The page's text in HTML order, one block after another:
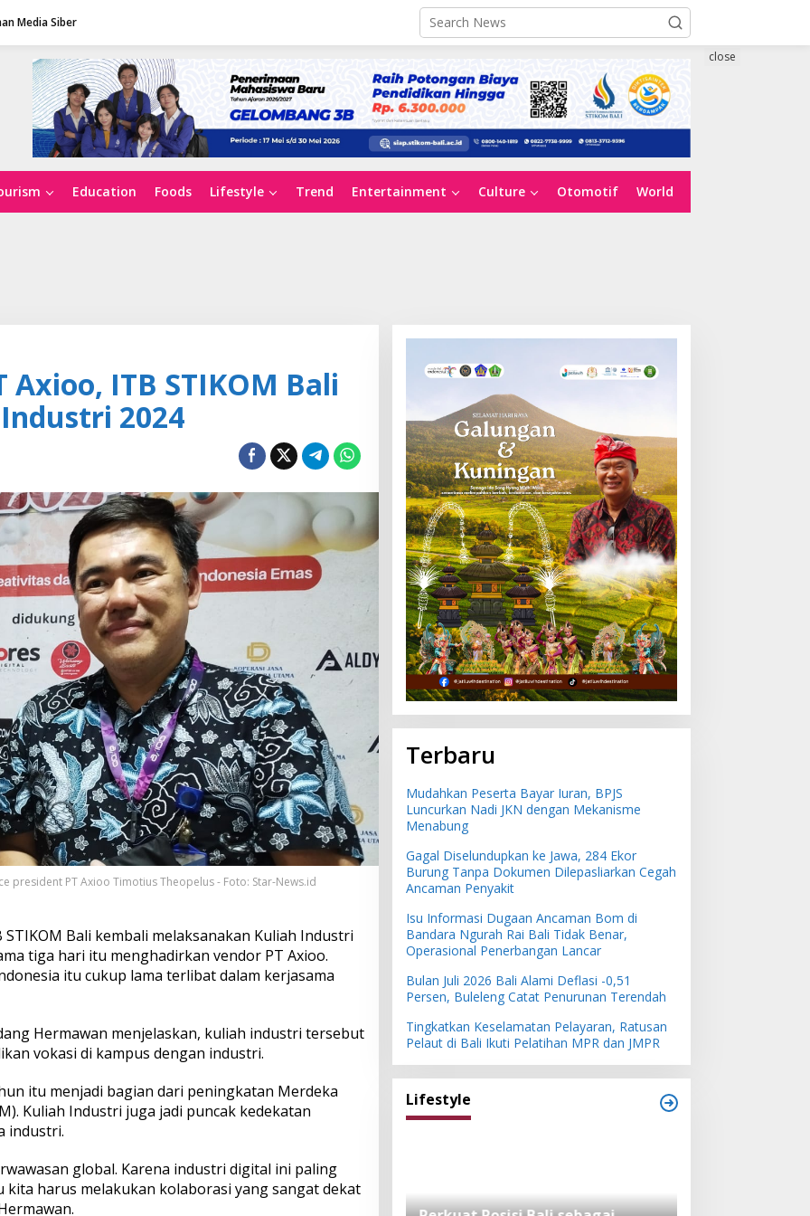
Media Siber
Education Foods Lifestyle Trend Entertainment Culture Otomotif World
close
ITB STIKOM Bali
2024
president PT Axioo Timotius Theopelus - Foto: Star-News.id
STIKOM Bali kembali melaksanakan Kuliah Industri
tiga hari itu menghadirkan vendor PT Axioo.
itu cukup lama terlibat dalam kerjasama
Hermawan menjelaskan, kuliah industri tersebut
vokasi di kampus dengan industri.
itu menjadi bagian dari peningkatan Merdeka
Kuliah Industri juga jadi puncak kedekatan
industri.
global. Karena industri digital ini paling
kita harus melakukan kolaborasi yang sangat dekat
Terbaru
Mudahkan Peserta Bayar Iuran, BPJS
Luncurkan Nadi JKN dengan Mekanisme
Menabung
Gagal Diselundupkan ke Jawa, 284 Ekor
Burung Tanpa Dokumen Dilepasliarkan Cegah
Ancaman Penyakit
Isu Informasi Dugaan Ancaman Bom di
Bandara Ngurah Rai Bali Tidak Benar,
Operasional Penerbangan Lancar
Bulan Juli 2026 Bali Alami Deflasi -0,51
Persen, Buleleng Catat Penurunan Terendah
Tingkatkan Keselamatan Pelayaran, Ratusan
Pelaut di Bali Ikuti Pelatihan MPR dan JMPR
Lifestyle